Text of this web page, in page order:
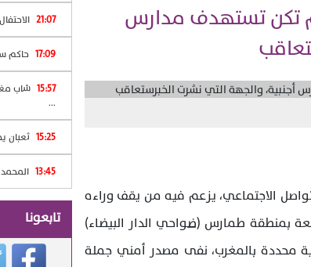
لم تكن تستهدف مدارس
الاجتماعي، يزعم فيه من يقف وراءه
بمنطقة طمارس (ضواحي الدار البيضاء)
محددة بالمغرب، نفى مصدر أمني جملة
21:07
17:09 حاكم سبتة: نحو
15:57 شاب
...
15:25 ثعبان
13:45
تابعونا